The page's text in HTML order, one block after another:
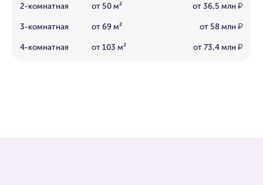
2-комнатная от 50 м² от 36,5 млн ₽
3-комнатная от 69 м² от 58 млн ₽
4-комнатная от 103 м² от 73,4 млн ₽